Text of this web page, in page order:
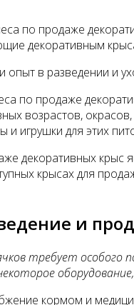
по продаже
декоративным
опыт в разведении и
по продаже
возрастов,
и игрушки для этих
декоративных крыс
крысах для
и
требует
кормом и